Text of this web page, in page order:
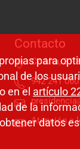
Contacto
C/ Alta, 31-
942 241
Atención a
para
de los
en el artículo
de la
datos